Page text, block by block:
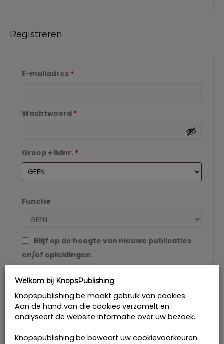
Registreren
E-mailadres *Vereist
Wachtwoord *Vereist
Groep + lidnr. *
Functie
Blijf op de hoogte van nieuwe publicaties
en/of opleidingen.
te handelen, om u een vlotte winkelervaring te
bezorgen en voor alle andere doeleinden
beschreven in onzePrivacy verklaringenAlgemene
voorwaarden.
Welkom bij KnopsPublishing
Knopspublishing.be maakt gebruik van cookies.
Aan de hand van die cookies verzamelt en
analyseert de website informatie over uw bezoek.
Knopspublishing.be bewaart uw cookievoorkeuren.